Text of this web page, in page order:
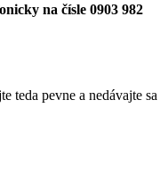
na čísle 0903 982
teda pevne a nedávajte sa